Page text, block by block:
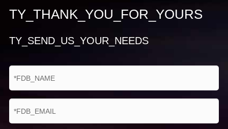
autofokus, LED füllen licht
Verstärkung
Palette
12 paletten (einschließlich
eisen rot, regenbogen,
heißer, etc.)
TY_THANK_YOU_FOR_YOURS
TY_SEND_US_YOUR_NEEDS